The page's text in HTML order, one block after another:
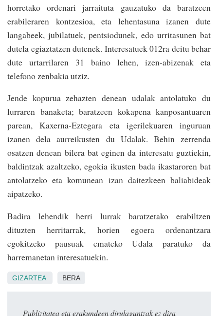
horretako ordenari jarraituta gauzatuko da baratzeen
erabileraren kontzesioa, eta lehentasuna izanen dute
langabeek, jubilatuek, pentsiodunek, edo urritasunen bat
dutela egiaztatzen dutenek. Interesatuek 012ra deitu behar
dute urtarrilaren 31 baino lehen, izen-abizenak eta
telefono zenbakia utziz.
Jende kopurua zehazten denean udalak antolatuko du
lurraren banaketa; baratzeen kokapena kanposantuaren
parean, Kaxerna-Eztegara eta igerilekuaren inguruan
izanen dela aurreikusten du Udalak. Behin zerrenda
osatzen denean bilera bat eginen da interesatu guztiekin,
baldintzak azaltzeko, egokia ikusten bada ikastaroren bat
antolatzeko eta komunean izan daitezkeen baliabideak
aipatzeko.
Badira lehendik herri lurrak baratzetako erabiltzen
dituzten herritarrak, horien egoera ordenantzara
egokitzeko pausuak emateko Udala paratuko da
harremanetan interesatuekin.
GIZARTEA BERA
Publizitatea eta erakundeen dirulaguntzak ez dira